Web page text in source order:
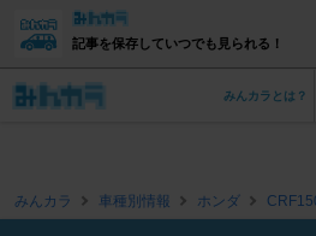
記事を保存していつでも見られる！
みんカラとは？
みんカラ 車種別情報 ホンダ